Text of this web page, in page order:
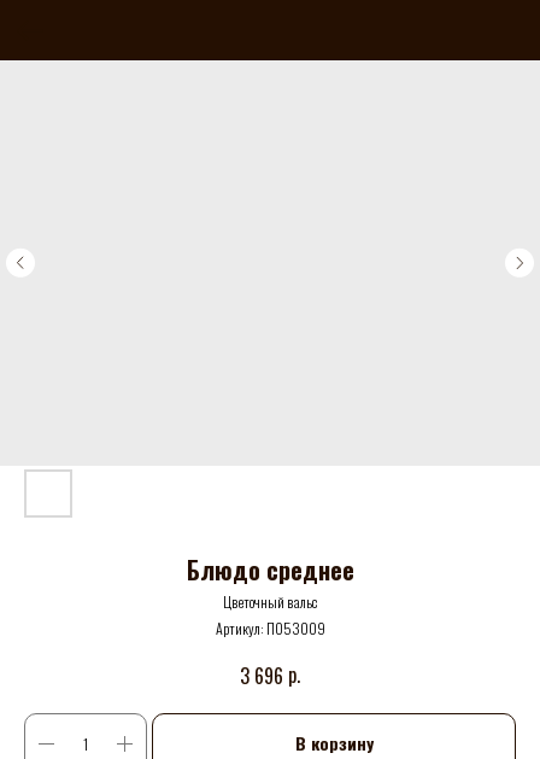
Блюдо среднее
Цветочный вальс
Артикул: П053009
3 696 р.
В корзину